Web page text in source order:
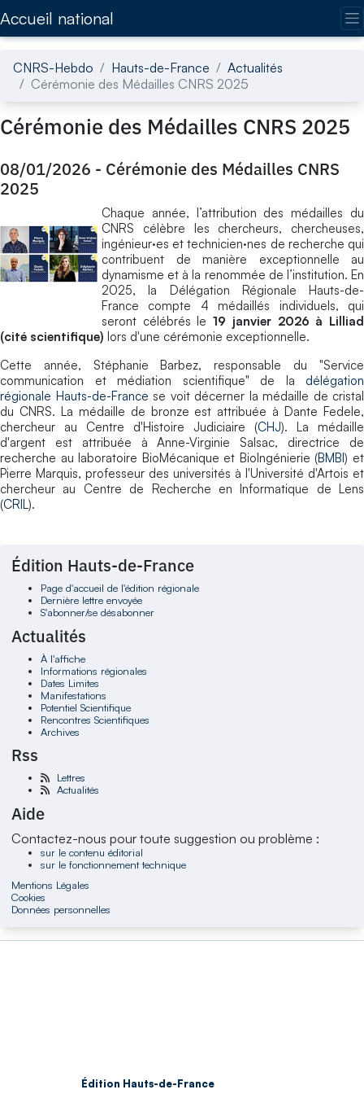
Accueil national
CNRS-Hebdo Hauts-de-France
Actualités
Cérémonie des Médailles CNRS 2025
Cérémonie des Médailles CNRS 2025
08/01/2026 - Cérémonie des Médailles CNRS
2025
Chaque année, l’attribution des médailles du
CNRS célèbre les chercheurs, chercheuses,
ingénieur·es et technicien·nes de recherche qui
contribuent de manière exceptionnelle au
dynamisme et à la renommée de l’institution. En
2025, la Délégation Régionale Hauts-de-
France compte 4 médaillés individuels, qui
seront célébrés le19 janvier 2026 à Lilliad
(cité scientifique) lors d'une cérémonie exceptionnelle.
Cette année, Stéphanie Barbez, responsable du "Service
communication et médiation scientifique" de la délégation
régionale Hauts-de-France se voit décerner la médaille de cristal
du CNRS. La médaille de bronze est attribuée à Dante Fedele,
chercheur au Centre d'Histoire Judiciaire (CHJ). La médaille
d'argent est attribuée à Anne-Virginie Salsac, directrice de
recherche au laboratoire BioMécanique et BioIngénierie (BMBI) et
Pierre Marquis, professeur des universités à l'Université d'Artois et
chercheur au Centre de Recherche en Informatique de Lens
(CRIL ).
Édition Hauts-de-France
Page d'accueil de l'édition régionale
Dernière lettre envoyée
S'abonner/se désabonner
Actualités
À l'affiche
Informations régionales
Dates Limites
Manifestations
Potentiel Scientifique
Rencontres Scientifiques
Archives
Rss
Lettres
Actualités
Aide
Contactez-nous pour toute suggestion ou problème :
sur le contenu éditorial
sur le fonctionnement technique
Mentions Légales
Cookies
Données personnelles
Édition Hauts-de-France